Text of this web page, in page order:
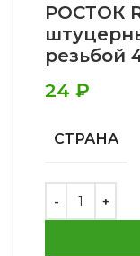
РОСТОК
резьбой
24 ₽
СТРАНА